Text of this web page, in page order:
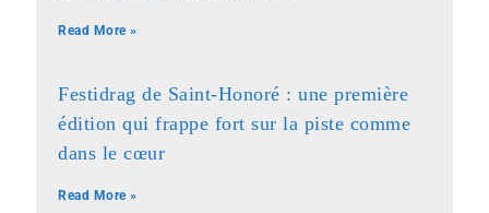
Read More »
Festidrag de Saint-Honoré : une première
édition qui frappe fort sur la piste comme
dans le cœur
Read More »